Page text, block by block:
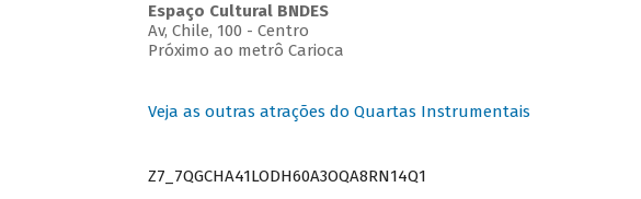
Espaço Cultural BNDES
Av, Chile, 100 - Centro
Próximo ao metrô Carioca
Veja as outras atrações do Quartas Instrumentais
Z7_7QGCHA41LODH60A3OQA8RN14Q1